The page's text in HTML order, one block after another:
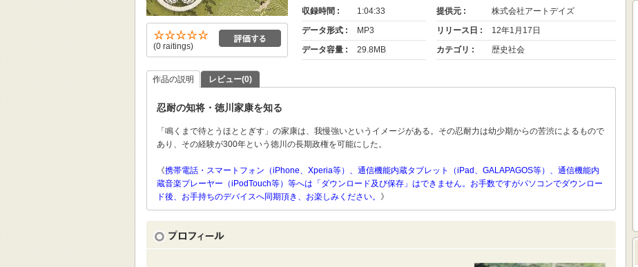
(0 raitings)
収録時間 :
1:04:33
データ形式 :
MP3
データ容量 :
29.8MB
提供元 :
株式会社アートデイズ
リリース日 :
12年1月17日
カテゴリ :
歴史社会
作品の説明 レビュー(0)
忍耐の知将・徳川家康を知る
「鳴くまで待とうほととぎす」の家康は、我慢強いというイメージがある。その忍耐力は幼少期からの苦渋によるもので
あり、その経験が300年という徳川の長期政権を可能にした。
《携帯電話・スマートフォン（iPhone、Xperia等）、通信機能内蔵タブレット（iPad、GALAPAGOS等）、通信機能内
蔵音楽プレーヤー（iPodTouch等）等へは「ダウンロード及び保存」はできません。お手数ですがパソコンでダウンロー
ド後、お手持ちのデバイスへ同期頂き、お楽しみください。
》